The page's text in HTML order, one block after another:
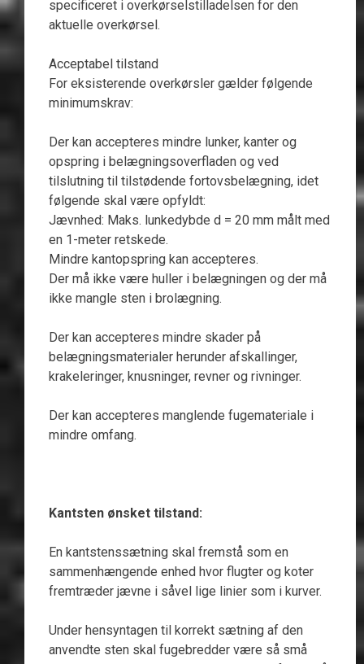
specificeret i overkørselstilladelsen for den
aktuelle overkørsel.
Acceptabel tilstand
For eksisterende overkørsler gælder følgende
minimumskrav:
Der kan accepteres mindre lunker, kanter og
opspring i belægningsoverfladen og ved
tilslutning til tilstødende fortovsbelægning, idet
følgende skal være opfyldt:
Jævnhed: Maks. lunkedybde d = 20 mm målt med
en 1-meter retskede.
Mindre kantopspring kan accepteres.
Der må ikke være huller i belægningen og der må
ikke mangle sten i brolægning.
Der kan accepteres mindre skader på
belægningsmaterialer herunder afskallinger,
krakeleringer, knusninger, revner og rivninger.
Der kan accepteres manglende fugemateriale i
mindre omfang.
Kantsten ønsket tilstand:
En kantstenssætning skal fremstå som en
sammenhængende enhed hvor flugter og koter
fremtræder jævne i såvel lige linier som i kurver.
Under hensyntagen til korrekt sætning af den
anvendte sten skal fugebredder være så små